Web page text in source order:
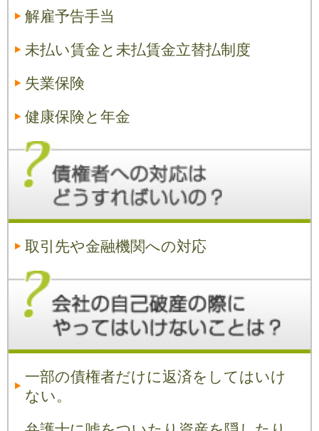
解雇予告手当
未払い賃金と未払賃金立替払制度
失業保険
健康保険と年金
取引先や金融機関への対応
一部の債権者だけに返済をしてはいけ
ない。